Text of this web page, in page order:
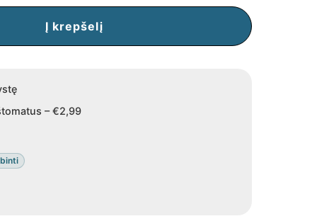
Į krepšelį
– €2,99